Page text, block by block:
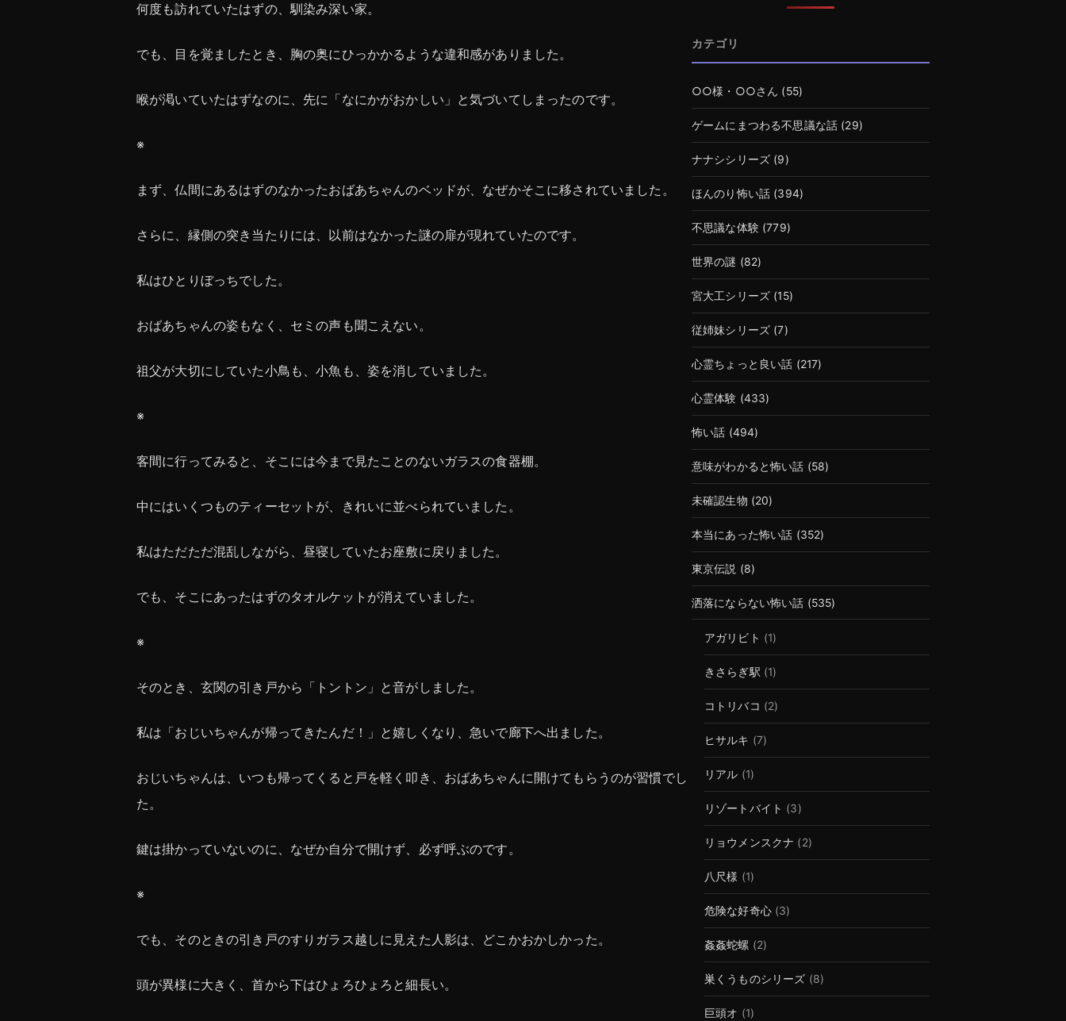
何度も訪れていたはずの、馴染み深い家。
でも、目を覚ましたとき、胸の奥にひっかかるような違和感がありました。
喉が渇いていたはずなのに、先に「なにかがおかしい」と気づいてしまったのです。
※
まず、仏間にあるはずのなかったおばあちゃんのベッドが、なぜかそこに移されていました。
さらに、縁側の突き当たりには、以前はなかった謎の扉が現れていたのです。
私はひとりぼっちでした。
おばあちゃんの姿もなく、セミの声も聞こえない。
祖父が大切にしていた小鳥も、小魚も、姿を消していました。
※
客間に行ってみると、そこには今まで見たことのないガラスの食器棚。
中にはいくつものティーセットが、きれいに並べられていました。
私はただただ混乱しながら、昼寝していたお座敷に戻りました。
でも、そこにあったはずのタオルケットが消えていました。
※
そのとき、玄関の引き戸から「トントン」と音がしました。
私は「おじいちゃんが帰ってきたんだ！」と嬉しくなり、急いで廊下へ出ました。
おじいちゃんは、いつも帰ってくると戸を軽く叩き、おばあちゃんに開けてもらうのが習慣でし
た。
鍵は掛かっていないのに、なぜか自分で開けず、必ず呼ぶのです。
※
でも、そのときの引き戸のすりガラス越しに見えた人影は、どこかおかしかった。
頭が異様に大きく、首から下はひょろひょろと細長い。
カテゴリ
○○様・○○さん (55)
ゲームにまつわる不思議な話 (29)
ナナシシリーズ (9)
ほんのり怖い話 (394)
不思議な体験(779)
世界の謎 (82)
宮大工シリーズ (15)
従姉妹シリーズ (7)
心霊ちょっと良い話 (217)
心霊体験 (433)
怖い話 (494)
意味がわかると怖い話 (58)
未確認生物 (20)
本当にあった怖い話 (352)
東京伝説 (8)
洒落にならない怖い話 (535)
アガリビト (1)
きさらぎ駅 (1)
コトリバコ (2)
ヒサルキ (7)
リアル (1)
リゾートバイト (3)
リョウメンスクナ (2)
八尺様 (1)
危険な好奇心(3)
姦姦蛇螺 (2)
巣くうものシリーズ (8)
巨頭オ (1)